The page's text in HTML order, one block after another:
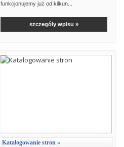
funkcjonujemy już od kilkun...
szczegóły wpisu »
Katalogowanie stron »